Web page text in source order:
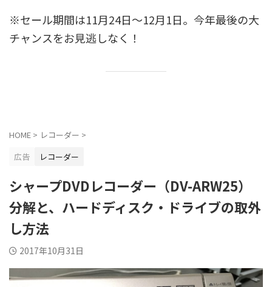
※セール期間は11月24日〜12月1日。今年最後の大
チャンスをお見逃しなく！
HOME > レコーダー >
広告
レコーダー
シャープDVDレコーダー（DV-ARW25）
分解と、ハードディスク・ドライブの取外
し方法
2017年10月31日